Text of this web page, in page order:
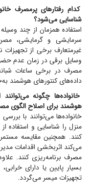
کدام رفتار‌های پرمصرف
شناسایی می‌شود؟
استفاده همزمان از چند
سرمایشی و گرمایشی،
غیرمتعارف برخی از تجهیزات
وسایل برقی در زمان عدم
مصرف در برخی ساعات
داده‌های کنتور‌های هوشمند
خانواده‌ها چگونه
هوشمند برای اصلاح الگوی
خانواده‌ها می‌توانند با
منزل را شناسایی و استفاده
کنند. همچنین مقایسه
می‌کند اثربخشی اقدامات
مصرف برنامه‌ریزی کنند.
بسیار پایین یا دارای
تجهیزات میسر می‌گردد.